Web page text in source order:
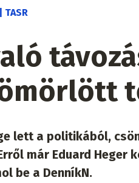
TASR
lett a politikából,
már Eduard Heger
be a DenníkN.